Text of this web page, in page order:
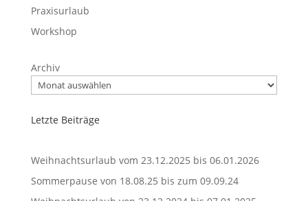
Praxisurlaub
Workshop
Archiv
Letzte Beiträge
Weihnachtsurlaub vom 23.12.2025 bis 06.01.2026
Sommerpause von 18.08.25 bis zum 09.09.24